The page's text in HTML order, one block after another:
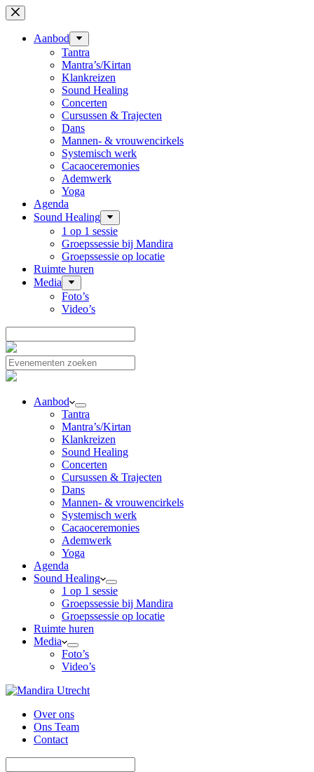
Ga
naar
Aanbod
Tantra
Mantra’s/Kirtan
Klankreizen
Sound Healing
Concerten
Cursussen & Trajecten
Dans
Mannen- & vrouwencirkels
Systemisch werk
Cacaoceremonies
Ademwerk
Yoga
Agenda
Sound Healing
1 op 1 sessie
Groepssessie bij Mandira
Groepssessie op locatie
Ruimte huren
Media
Foto’s
Video’s
Aanbod
Tantra
Mantra’s/Kirtan
Klankreizen
Sound Healing
Concerten
Cursussen & Trajecten
Dans
Mannen- & vrouwencirkels
Systemisch werk
Cacaoceremonies
Ademwerk
Yoga
Agenda
Sound Healing
1 op 1 sessie
Groepssessie bij Mandira
Groepssessie op locatie
Ruimte huren
Media
Foto’s
Video’s
Over ons
Ons Team
Contact